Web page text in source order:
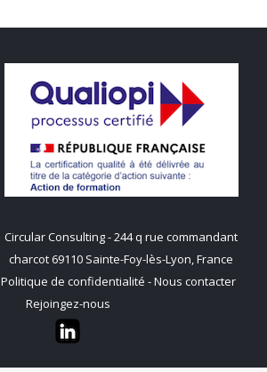
Circular Consulting - 244 q rue commandant
charcot 69110 Sainte-Foy-lès-Lyon, France
Politique de confidentialité -Nous contacter
Rejoingez-nous